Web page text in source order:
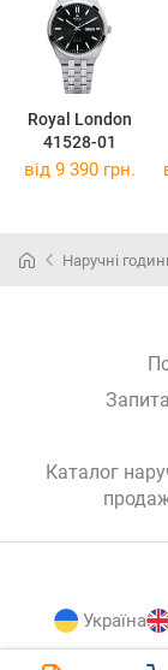
Royal London
41528-01
від 9 390 грн.
Наручні
Каталог
Україна